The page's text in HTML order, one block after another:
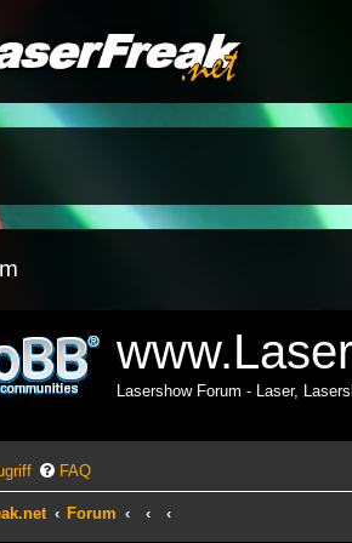
Lasershow Forum - Laser,
FAQ
Forum